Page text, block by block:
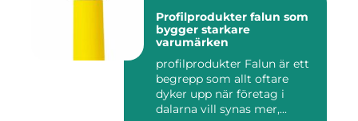
Profilprodukter falun som
bygger starkare
varumärken
profilprodukter Falun är ett
begrepp som allt oftare
dyker upp när företag i
dalarna vill synas mer,...